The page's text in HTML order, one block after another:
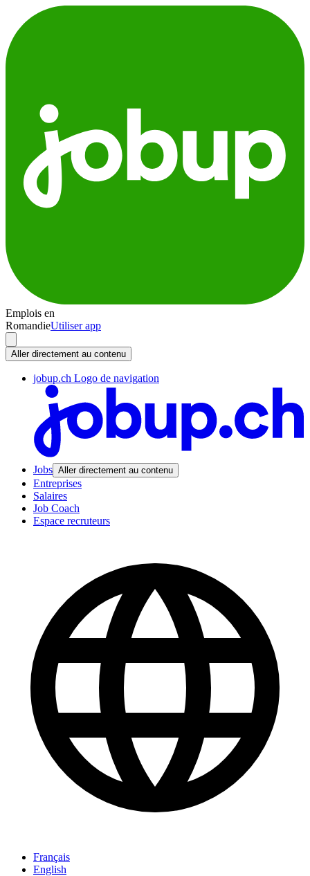
Emplois en
RomandieUtiliser app
Aller directement au contenu
jobup.ch Logo de navigation
Jobs Aller directement au contenu
Entreprises
Salaires
Job Coach
Espace recruteurs
Français
English